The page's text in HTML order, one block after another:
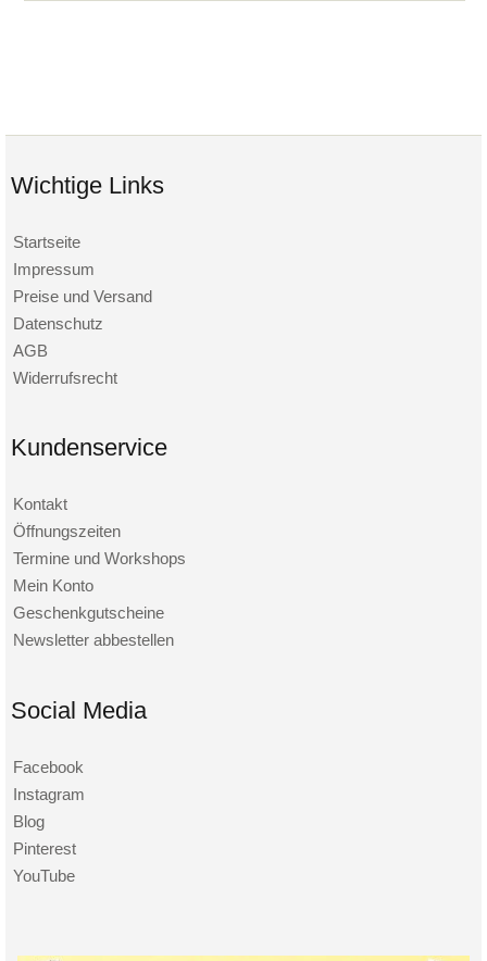
Wichtige Links
Startseite
Impressum
Preise und Versand
Datenschutz
AGB
Widerrufsrecht
Kundenservice
Kontakt
Öffnungszeiten
Termine und Workshops
Mein Konto
Geschenkgutscheine
Newsletter abbestellen
Social Media
Facebook
Instagram
Blog
Pinterest
YouTube